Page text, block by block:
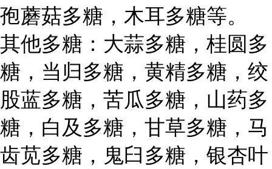
孢蘑菇多糖，木耳多糖等。
其他多糖：大蒜多糖，桂圆多
糖，当归多糖，黄精多糖，绞
股蓝多糖，苦瓜多糖，山药多
糖，白及多糖，甘草多糖，马
齿苋多糖，鬼臼多糖，银杏叶